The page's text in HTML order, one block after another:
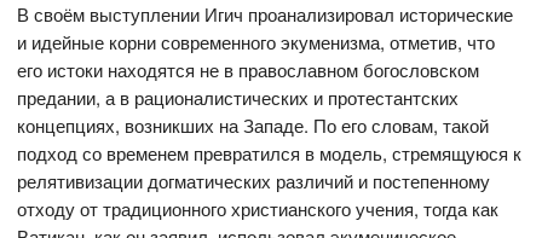
В своём выступлении Игич проанализировал исторические
и идейные корни современного экуменизма, отметив, что
его истоки находятся не в православном богословском
предании, а в рационалистических и протестантских
концепциях, возникших на Западе. По его словам, такой
подход со временем превратился в модель, стремящуюся к
релятивизации догматических различий и постепенному
отходу от традиционного христианского учения, тогда как